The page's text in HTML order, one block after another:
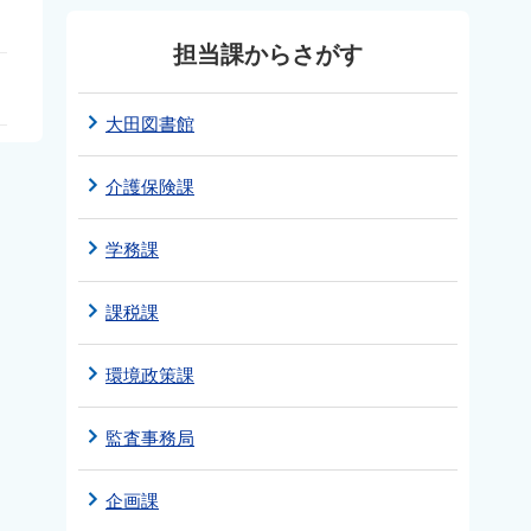
担当課からさがす
大田図書館
介護保険課
学務課
課税課
環境政策課
監査事務局
企画課